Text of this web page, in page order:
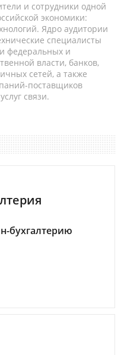
и сотрудники одной
экономики:
Ядро аудитории
специалисты
федеральных и
власти, банков,
сетей, а также
поставщиков
связи.
бухгалтерию